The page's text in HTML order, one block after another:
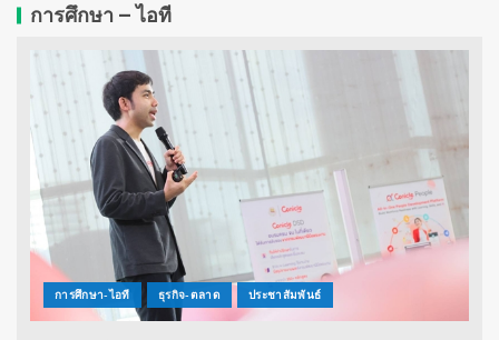
การศึกษา – ไอที
การศึกษา-ไอที ธุรกิจ-ตลาด ประชาสัมพันธ์